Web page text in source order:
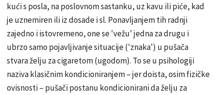
kući s posla, na poslovnom sastanku, uz kavu ili piće, kad
je uznemiren ili iz dosade i sl. Ponavljanjem tih radnji
zajedno i istovremeno, one se 'vežu' jedna za drugu i
ubrzo samo pojavljivanje situacije ('znaka') u pušača
stvara želju za cigaretom (ugodom). To se u psihologiji
naziva klasičnim kondicioniranjem – jer doista, osim fizičke
ovisnosti – pušači postanu kondicionirani da želju za